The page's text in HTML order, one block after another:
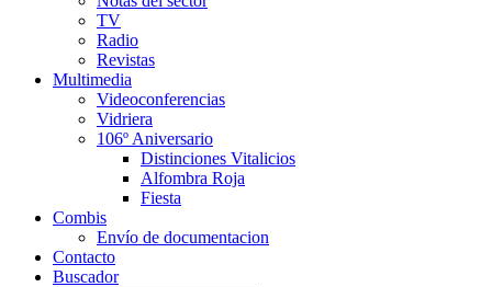
TV
Radio
Revistas
Multimedia
Videoconferencias
Vidriera
106º Aniversario
Distinciones Vitalicios
Alfombra Roja
Fiesta
Combis
Envío de documentacion
Contacto
Buscador